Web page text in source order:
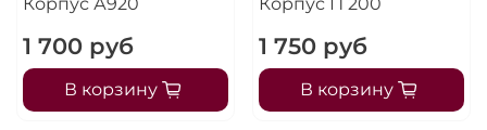
Корпус А920
1 700 руб
В корзину
Корпус П 200
1 750 руб
В корзину